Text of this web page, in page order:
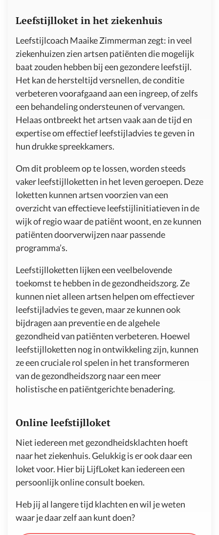
Leefstijlloket in het ziekenhuis
Leefstijlcoach Maaike Zimmerman zegt: in veel
ziekenhuizen zien artsen patiënten die mogelijk
baat zouden hebben bij een gezondere leefstijl.
Het kan de hersteltijd versnellen, de conditie
verbeteren voorafgaand aan een ingreep, of zelfs
een behandeling ondersteunen of vervangen.
Helaas ontbreekt het artsen vaak aan de tijd en
expertise om effectief leefstijladvies te geven in
hun drukke spreekkamers.
Om dit probleem op te lossen, worden steeds
vaker leefstijlloketten in het leven geroepen. Deze
loketten kunnen artsen voorzien van een
overzicht van effectieve leefstijlinitiatieven in de
wijk of regio waar de patiënt woont, en ze kunnen
patiënten doorverwijzen naar passende
programma’s.
Leefstijlloketten lijken een veelbelovende
toekomst te hebben in de gezondheidszorg. Ze
kunnen niet alleen artsen helpen om effectiever
leefstijladvies te geven, maar ze kunnen ook
bijdragen aan preventie en de algehele
gezondheid van patiënten verbeteren. Hoewel
leefstijlloketten nog in ontwikkeling zijn, kunnen
ze een cruciale rol spelen in het transformeren
van de gezondheidszorg naar een meer
holistische en patiëntgerichte benadering.
Online leefstijlloket
Niet iedereen met gezondheidsklachten hoeft
naar het ziekenhuis. Gelukkig is er ook daar een
loket voor. Hier bij LijfLoket kan iedereen een
persoonlijk online consult boeken.
Heb jij al langere tijd klachten en wil je weten
waar je daar zelf aan kunt doen?